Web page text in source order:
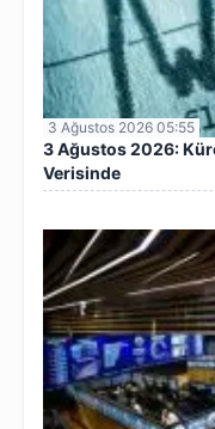
3 Ağustos 2026 05:55
3 Ağustos 2026:
Verisinde